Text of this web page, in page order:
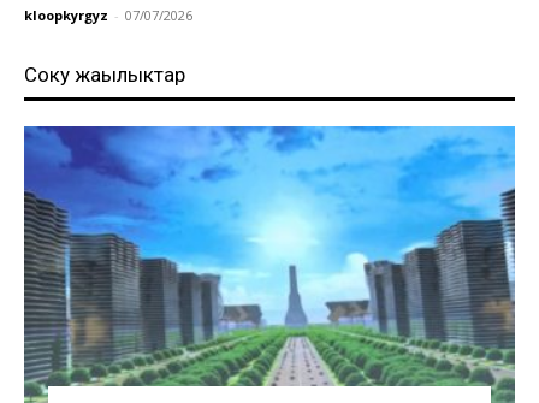
kloopkyrgyz - 07/07/2026
Соңку жаңылыктар